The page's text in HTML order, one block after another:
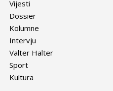
Vijesti
Dossier
Kolumne
Intervju
Valter Halter
Sport
Kultura